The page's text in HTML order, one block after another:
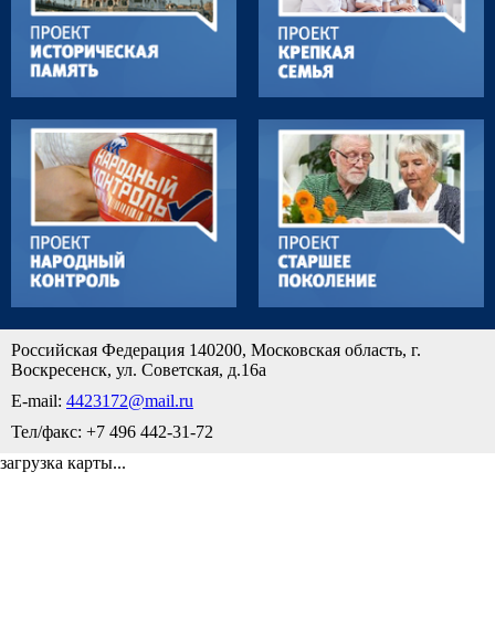
Российская Федерация 140200, Московская область, г.
Воскресенск, ул. Советская, д.16а
E-mail: 4423172@mail.ru
Тел/факс: +7 496 442-31-72
загрузка карты...